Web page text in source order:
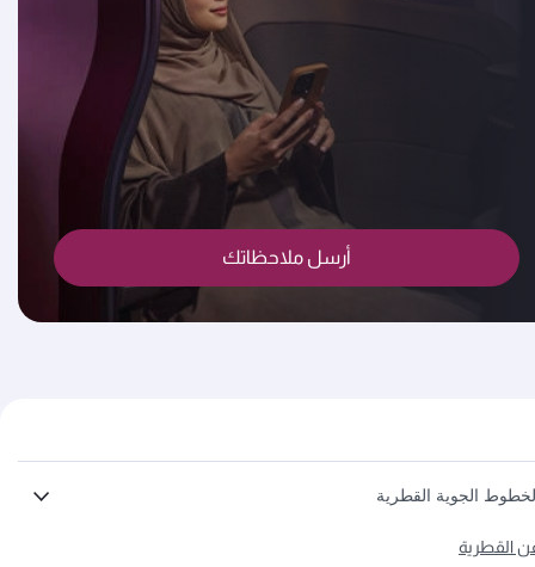
أرسل ملاحظاتك
الجوية القطرية
القطرية